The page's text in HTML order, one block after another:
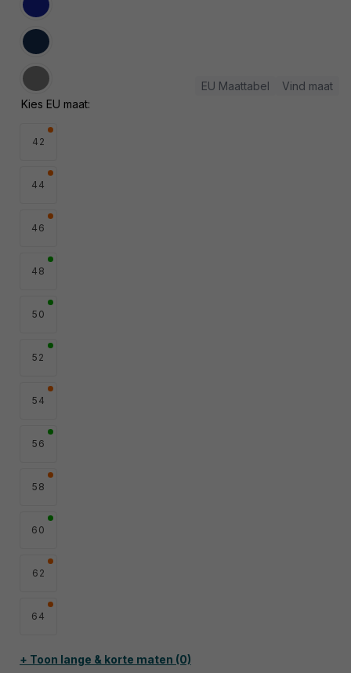
Kies EU maat:
EU Maattabel Vind maat
42
44
46
48
50
52
54
56
58
60
62
64
niet
beschikbaar
Variant
uitverkocht
of
niet
beschikbaar
Variant
uitverkocht
of
niet
beschikbaar
Variant
uitverkocht
of
beschikbaar
+ Toon lange & korte maten (0)